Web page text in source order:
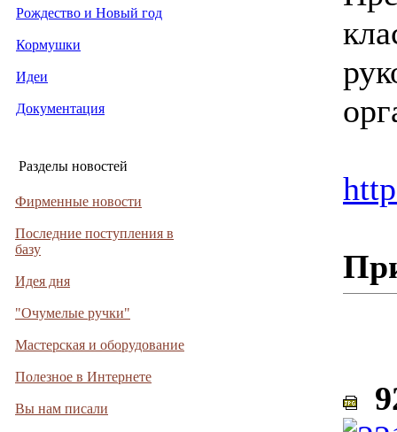
Рождество и Новый год
Кормушки
Идеи
Документация
Разделы новостей
Фирменные новости
Последние поступления в
базу
Идея дня
"Очумелые ручки"
Мастерская и оборудование
Полезное в Интернете
Вы нам писали